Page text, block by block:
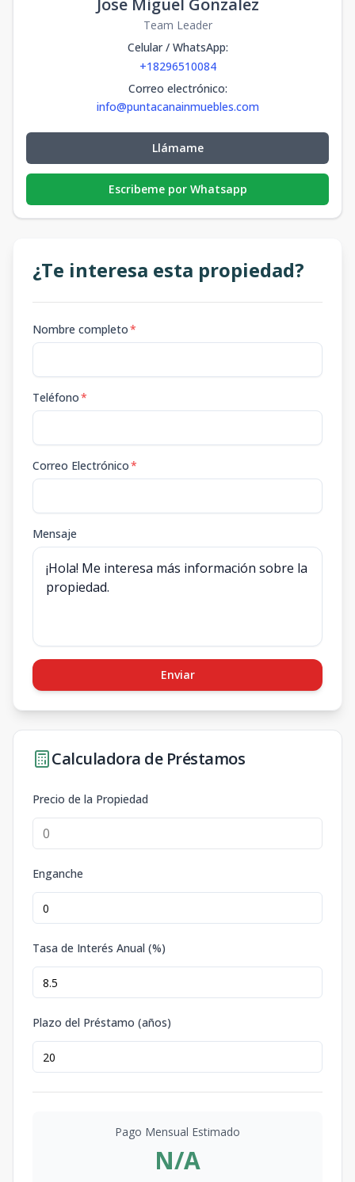
Jose Miguel Gonzalez
Team Leader
Celular / WhatsApp:
+18296510084
Correo electrónico:
info@puntacanainmuebles.com
Llámame
Escribeme por Whatsapp
¿Te interesa esta propiedad?
Nombre completo*
Teléfono*
Correo Electrónico*
Mensaje
Enviar
Calculadora de Préstamos
Precio de la Propiedad
Enganche
Tasa de Interés Anual (%)
Plazo del Préstamo (años)
Pago Mensual Estimado
N/A